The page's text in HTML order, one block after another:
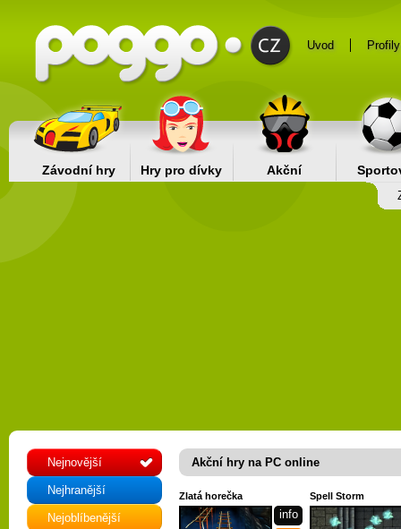
Uvod Profily
Závodní hry Hry pro dívky Akční
Nejnovější
Nejhranější
Nejoblíbenější
Akční hry na PC online
Zlatá horečka
info
Spell Storm